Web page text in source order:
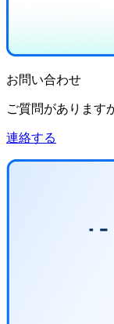
お問い合わせ
ご質問があります
連絡する